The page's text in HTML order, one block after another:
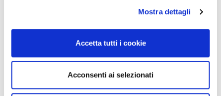
Mostra dettagli
Accetta tutti i cookie
Acconsenti ai selezionati